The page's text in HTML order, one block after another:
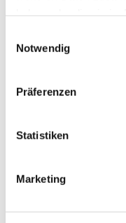
Notwendig
Präferenzen
Statistiken
Marketing